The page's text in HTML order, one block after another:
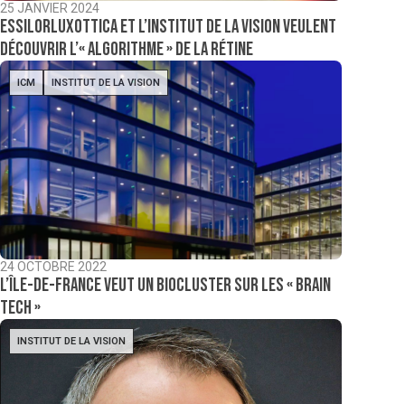
25 JANVIER 2024
EssilorLuxottica et l’Institut de la Vision veulent
découvrir l’« algorithme » de la rétine
ICM INSTITUT DE LA VISION
24 OCTOBRE 2022
L’Île-de-France veut un biocluster sur les « Brain
Tech »
INSTITUT DE LA VISION